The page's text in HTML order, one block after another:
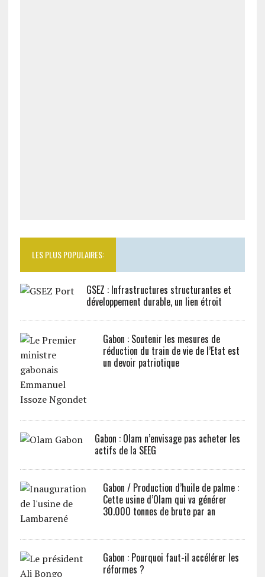
LES PLUS POPULAIRES:
GSEZ : Infrastructures structurantes et
développement durable, un lien étroit
Gabon : Soutenir les mesures de
réduction du train de vie de l’Etat est
un devoir patriotique
Gabon : Olam n’envisage pas acheter les
actifs de la SEEG
Gabon / Production d’huile de palme :
Cette usine d’Olam qui va générer
30.000 tonnes de brute par an
Gabon : Pourquoi faut-il accélérer les
réformes ?